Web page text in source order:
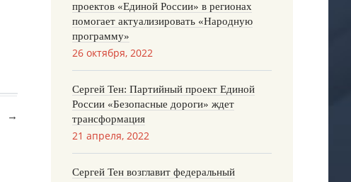
проектов «Единой России» в регионах
помогает актуализировать «Народную
программу»
26 октября, 2022
Сергей Тен: Партийный проект Единой
России «Безопасные дороги» ждет
трансформация
21 апреля, 2022
Сергей Тен возглавит федеральный